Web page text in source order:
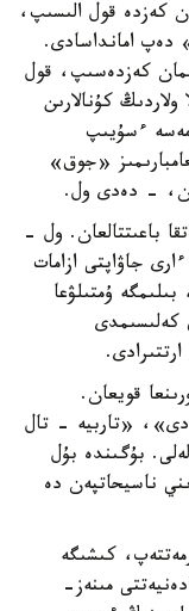
كەزدە قول الىسىپ،
دەپ امانداسادى.
كەزدەسىپ، قول
ولاردىڭ كۇنالارىن
ءسۇيىپ
«جوق»
- دەدى ول.
باعىتتالعان. ول -
جاۋاپتى ازامات
ۇمتىلۋعا
كەلىسىمدى
قويعان.
«تاربيە - تال
بۇگىندە بۇل
ناسيحاتپەن دە
كىشىگە
مىنەز-